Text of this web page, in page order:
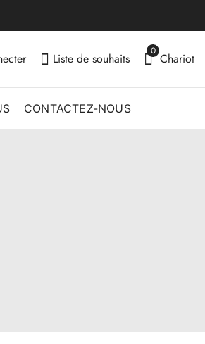
Liste de souhaits
0
Chariot
CONTACTEZ-NOUS